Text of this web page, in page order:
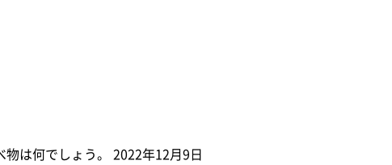
は何でしょう。 2022年12月9日